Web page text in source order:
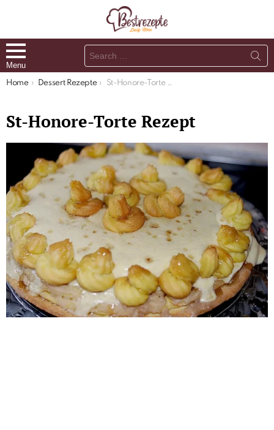
Menu
Search
for:
You are here:
Home Dessert Rezepte St-Honore-Torte Rezept
St-Honore-Torte Rezept